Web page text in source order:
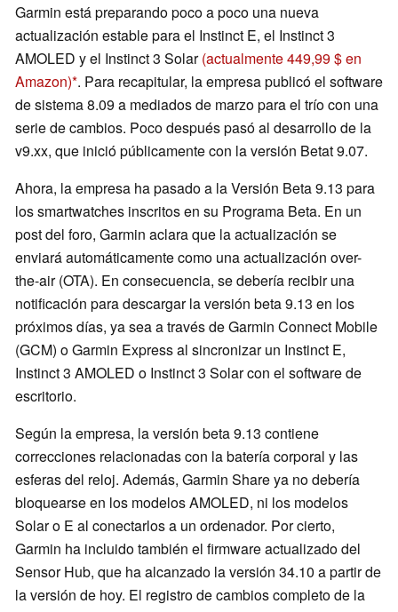
Garmin está preparando poco a poco una nueva
actualización estable para el Instinct E, el Instinct 3
AMOLED y el Instinct 3 Solar(actualmente 449,99 $ en
Amazon) . Para recapitular, la empresa publicó el software
de sistema 8.09 a mediados de marzo para el trío con una
serie de cambios. Poco después pasó al desarrollo de la
v9.xx, que inició públicamente con la versión Betat 9.07.
Ahora, la empresa ha pasado a la Versión Beta 9.13 para
los smartwatches inscritos en su Programa Beta. En un
post del foro, Garmin aclara que la actualización se
enviará automáticamente como una actualización over-
the-air (OTA). En consecuencia, se debería recibir una
notificación para descargar la versión beta 9.13 en los
próximos días, ya sea a través de Garmin Connect Mobile
(GCM) o Garmin Express al sincronizar un Instinct E,
Instinct 3 AMOLED o Instinct 3 Solar con el software de
escritorio.
Según la empresa, la versión beta 9.13 contiene
correcciones relacionadas con la batería corporal y las
esferas del reloj. Además, Garmin Share ya no debería
bloquearse en los modelos AMOLED, ni los modelos
Solar o E al conectarlos a un ordenador. Por cierto,
Garmin ha incluido también el firmware actualizado del
Sensor Hub, que ha alcanzado la versión 34.10 a partir de
la versión de hoy. El registro de cambios completo de la